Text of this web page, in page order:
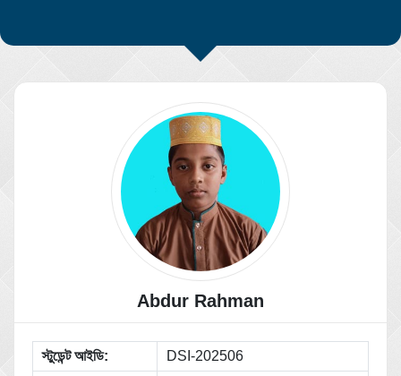
Abdur Rahman
স্টুডেন্ট আইডি:
DSI-202506